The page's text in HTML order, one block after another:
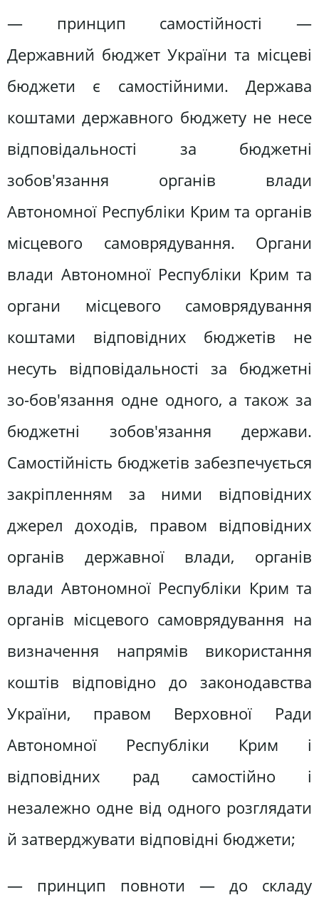
— принцип самостійності —
Державний бюджет України та місцеві
бюджети є самостійними. Держава
коштами державного бюджету не несе
відповідальності за бюджетні
зобов'язання органів влади
Автономної Республіки Крим та органів
місцевого самоврядування. Органи
влади Автономної Республіки Крим та
органи місцевого самоврядування
коштами відповідних бюджетів не
несуть відповідальності за бюджетні
зо-бов'язання одне одного, а також за
бюджетні зобов'язання держави.
Самостійність бюджетів забезпечується
закріпленням за ними відповідних
джерел доходів, правом відповідних
органів державної влади, органів
влади Автономної Республіки Крим та
органів місцевого самоврядування на
визначення напрямів використання
коштів відповідно до законодавства
України, правом Верховної Ради
Автономної Республіки Крим і
відповідних рад самостійно і
незалежно одне від одного розглядати
й затверджувати відповідні бюджети;
— принцип повноти — до складу